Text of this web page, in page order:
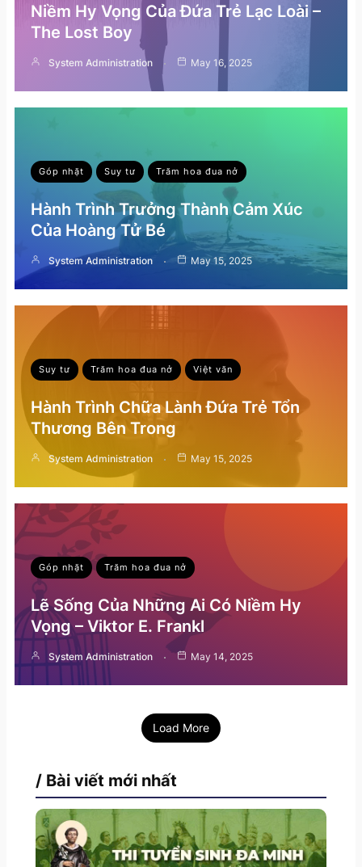
Niềm Hy Vọng Của Đứa Trẻ Lạc Loài –
The Lost Boy
System Administration May 16, 2025
Góp nhặt Suy tư Trăm hoa đua nở
Hành Trình Trưởng Thành Cảm Xúc
Của Hoàng Tử Bé
System Administration May 15, 2025
Suy tư Trăm hoa đua nở Việt văn
Hành Trình Chữa Lành Đứa Trẻ Tổn
Thương Bên Trong
System Administration May 15, 2025
Góp nhặt Trăm hoa đua nở
Lẽ Sống Của Những Ai Có Niềm Hy
Vọng – Viktor E. Frankl
System Administration May 14, 2025
Load More
/ Bài viết mới nhất